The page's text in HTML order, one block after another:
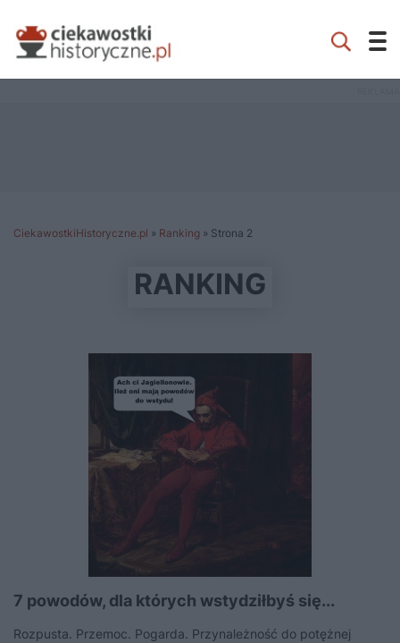
CiekawostkiHistoryczne.pl » Ranking » Strona 2
RANKING
7 powodów, dla których wstydziłbyś się...
Rozpusta. Przemoc. Pogarda. Przynależność do potężnej